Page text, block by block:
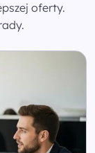
oferty.